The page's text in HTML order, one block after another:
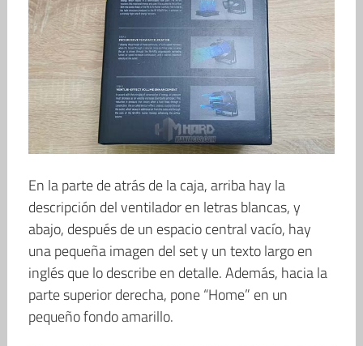
En la parte de atrás de la caja, arriba hay la
descripción del ventilador en letras blancas, y
abajo, después de un espacio central vacío, hay
una pequeña imagen del set y un texto largo en
inglés que lo describe en detalle. Además, hacia la
parte superior derecha, pone “Home” en un
pequeño fondo amarillo.